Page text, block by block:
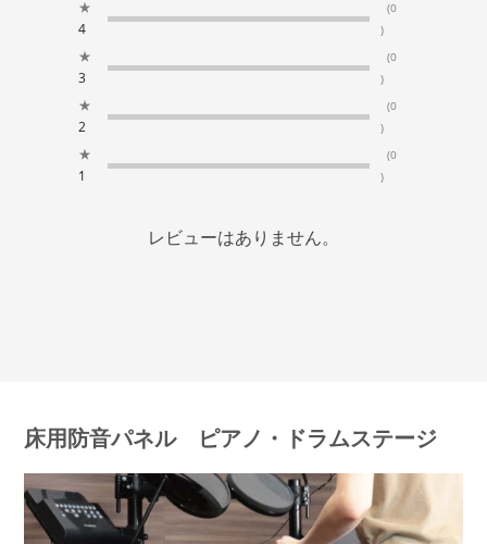
★
4
(0
)
★
3
(0
)
★
2
(0
)
★
1
(0
)
レビューはありません。
床用防音パネル ピアノ・ドラムステージ